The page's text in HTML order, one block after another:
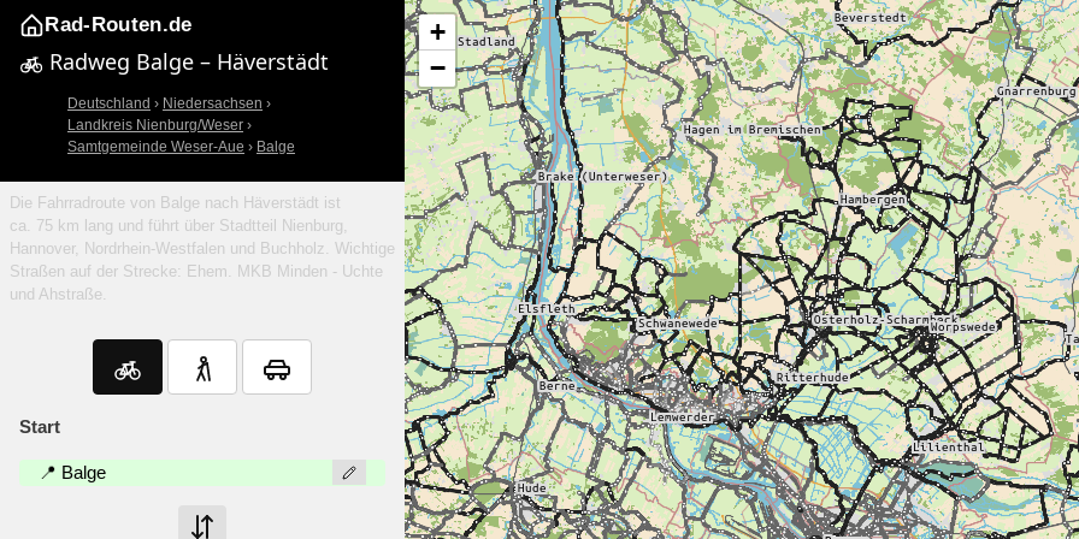
Rad-Routen.de
Radweg Balge – Häverstädt
Deutschland › Niedersachsen ›
Landkreis Nienburg/Weser ›
Samtgemeinde Weser-Aue › Balge
Die Fahrradroute von Balge nach Häverstädt ist
ca. 75 km lang und führt über Stadtteil Nienburg,
Hannover, Nordrhein-Westfalen und Buchholz. Wichtige
Straßen auf der Strecke: Ehem. MKB Minden - Uchte
und Ahstraße.
Start
📍 Balge
+
−